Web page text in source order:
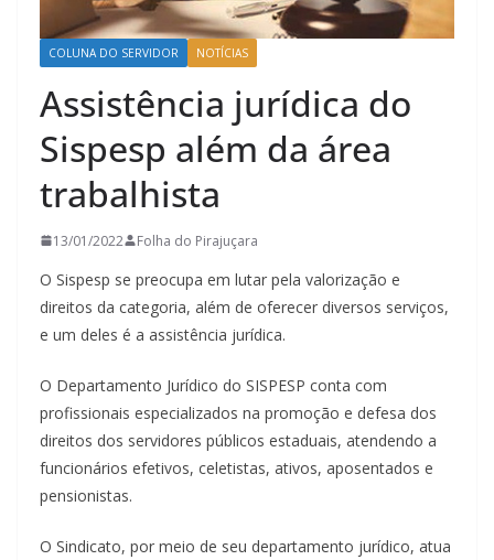
COLUNA DO SERVIDOR NOTÍCIAS
Assistência jurídica do
Sispesp além da área
trabalhista
13/01/2022 Folha do Pirajuçara
O Sispesp se preocupa em lutar pela valorização e
direitos da categoria, além de oferecer diversos serviços,
e um deles é a assistência jurídica.
O Departamento Jurídico do SISPESP conta com
profissionais especializados na promoção e defesa dos
direitos dos servidores públicos estaduais, atendendo a
funcionários efetivos, celetistas, ativos, aposentados e
pensionistas.
O Sindicato, por meio de seu departamento jurídico, atua